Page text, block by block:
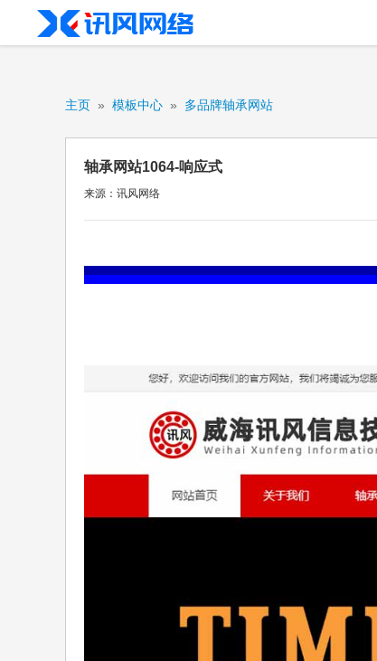
主页 » 模板中心 » 多品牌轴承网站
轴承网站1064-响应式
来源：讯风网络